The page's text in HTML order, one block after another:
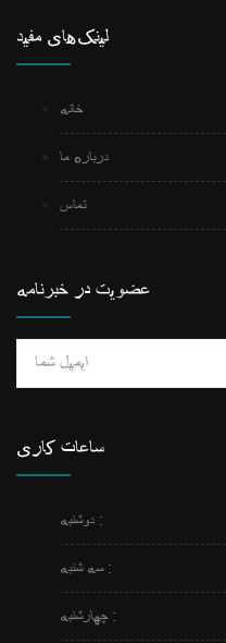
لینک‌های مفید
خانه
درباره ما
تماس
عضویت در خبرنامه
ساعات کاری
دوشنبه :
سه شنبه :
چهارشنبه :